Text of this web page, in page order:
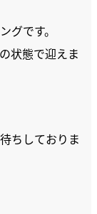
グです。
状態で迎えま
ちしておりま